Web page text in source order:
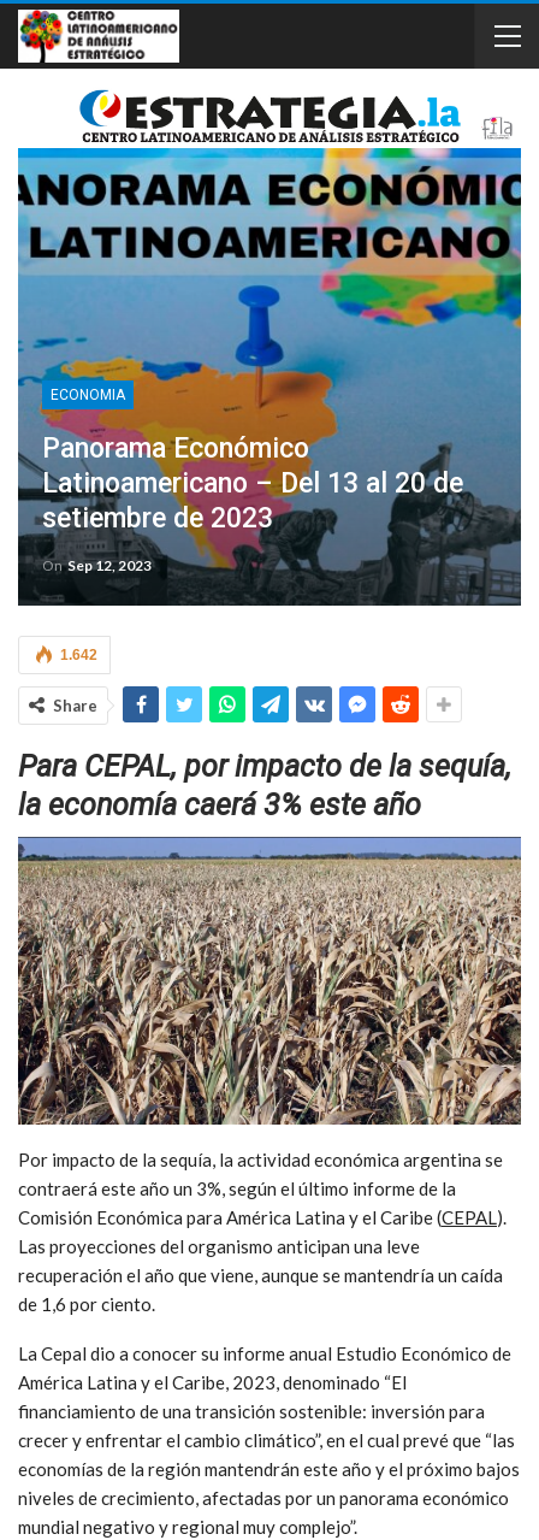
ECONOMIA
Panorama Económico
Latinoamericano – Del 13 al 20 de
setiembre de 2023
OnSep 12, 2023
1.642
Share
Para CEPAL, por impacto de la sequía,
la economía caerá 3% este año
Por impacto de la sequía, la actividad económica argentina se
contraerá este año un 3%, según el último informe de la
Comisión Económica para América Latina y el Caribe (CEPAL).
Las proyecciones del organismo anticipan una leve
recuperación el año que viene, aunque se mantendría un caída
de 1,6 por ciento.
La Cepal dio a conocer su informe anual Estudio Económico de
América Latina y el Caribe, 2023, denominado “El
financiamiento de una transición sostenible: inversión para
crecer y enfrentar el cambio climático”, en el cual prevé que “las
economías de la región mantendrán este año y el próximo bajos
niveles de crecimiento, afectadas por un panorama económico
mundial negativo y regional muy complejo”.